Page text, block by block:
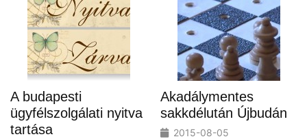
A budapesti
ügyfélszolgálati nyitva
tartása
Akadálymentes
sakkdélután Újbudán
2015-08-05